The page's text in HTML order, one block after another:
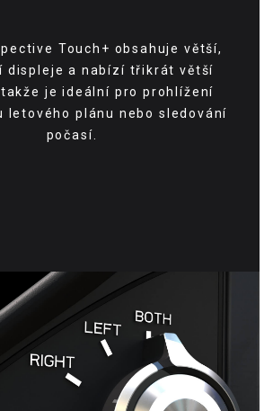
Touch+ obsahuje větší,
displeje a nabízí třikrát větší
je ideální pro prohlížení
letového plánu nebo sledování
počasí.